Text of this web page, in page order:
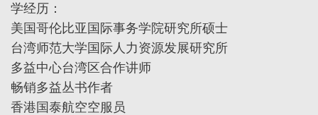
学经历：
美国哥伦比亚国际事务学院研究所硕士
台湾师范大学国际人力资源发展研究所
多益中心台湾区合作讲师
畅销多益丛书作者
香港国泰航空空服员